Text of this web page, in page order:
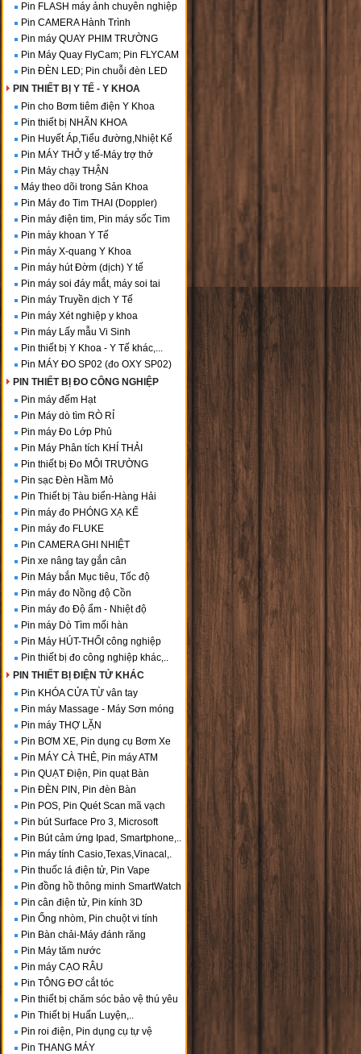
Pin FLASH máy ảnh chuyên nghiệp
Pin CAMERA Hành Trình
Pin máy QUAY PHIM TRƯỜNG
Pin Máy Quay FlyCam; Pin FLYCAM
Pin ĐÈN LED; Pin chuỗi đèn LED
PIN THIẾT BỊ Y TẾ - Y KHOA
Pin cho Bơm tiêm điện Y Khoa
Pin thiết bị NHÃN KHOA
Pin Huyết Áp,Tiểu đường,Nhiệt Kế
Pin MÁY THỞ y tế-Máy trợ thở
Pin Máy chạy THẬN
Máy theo dõi trong Sản Khoa
Pin Máy đo Tim THAI (Doppler)
Pin máy điện tim, Pin máy sốc Tim
Pin máy khoan Y Tế
Pin máy X-quang Y Khoa
Pin máy hút Đờm (dịch) Y tế
Pin máy soi đáy mắt, máy soi tai
Pin máy Truyền dịch Y Tế
Pin máy Xét nghiệp y khoa
Pin máy Lấy mẫu Vi Sinh
Pin thiết bị Y Khoa - Y Tế khác,...
Pin MÁY ĐO SP02 (đo OXY SP02)
PIN THIẾT BỊ ĐO CÔNG NGHIỆP
Pin máy đếm Hạt
Pin Máy dò tìm RÒ RỈ
Pin máy Đo Lớp Phủ
Pin Máy Phân tích KHÍ THẢI
Pin thiết bị Đo MÔI TRƯỜNG
Pin sạc Đèn Hầm Mỏ
Pin Thiết bị Tàu biển-Hàng Hải
Pin máy đo PHÓNG XẠ KẾ
Pin máy đo FLUKE
Pin CAMERA GHI NHIỆT
Pin xe nâng tay gắn cân
Pin Máy bắn Mục tiêu, Tốc độ
Pin máy đo Nồng độ Cồn
Pin máy đo Độ ẩm - Nhiệt độ
Pin máy Dò Tìm mối hàn
Pin Máy HÚT-THỔI công nghiệp
Pin thiết bị đo công nghiệp khác,..
PIN THIẾT BỊ ĐIỆN TỬ KHÁC
Pin KHÓA CỬA TỪ vân tay
Pin máy Massage - Máy Sơn móng
Pin máy THỢ LẶN
Pin BƠM XE, Pin dụng cụ Bơm Xe
Pin MÁY CÀ THẺ, Pin máy ATM
Pin QUẠT Điện, Pin quạt Bàn
Pin ĐÈN PIN, Pin đèn Bàn
Pin POS, Pin Quét Scan mã vạch
Pin bút Surface Pro 3, Microsoft
Pin Bút cảm ứng Ipad, Smartphone,..
Pin máy tính Casio,Texas,Vinacal,.
Pin thuốc lá điện tử, Pin Vape
Pin đồng hồ thông minh SmartWatch
Pin cân điện tử, Pin kính 3D
Pin Ống nhòm, Pin chuột vi tính
Pin Bàn chải-Máy đánh răng
Pin Máy tăm nước
Pin máy CẠO RÂU
Pin TÔNG ĐƠ cắt tóc
Pin thiết bị chăm sóc bảo vệ thú yêu
Pin Thiết bị Huấn Luyện,..
Pin roi điện, Pin dụng cụ tự vệ
Pin THANG MÁY